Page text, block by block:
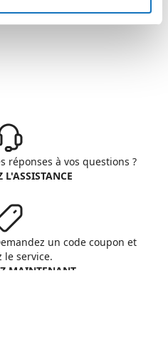
réponses à vos questions ?
L'ASSISTANCE
un code coupon et
le service.
MAINTENANT